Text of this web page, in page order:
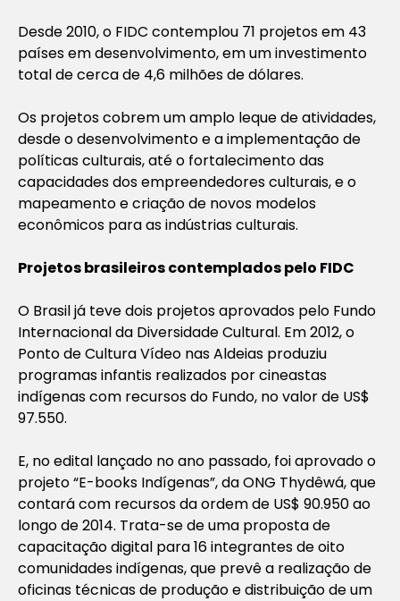
Desde 2010, o FIDC contemplou 71 projetos em 43
países em desenvolvimento, em um investimento
total de cerca de 4,6 milhões de dólares.
Os projetos cobrem um amplo leque de atividades,
desde o desenvolvimento e a implementação de
políticas culturais, até o fortalecimento das
capacidades dos empreendedores culturais, e o
mapeamento e criação de novos modelos
econômicos para as indústrias culturais.
Projetos brasileiros contemplados pelo FIDC
O Brasil já teve dois projetos aprovados pelo Fundo
Internacional da Diversidade Cultural. Em 2012, o
Ponto de Cultura Vídeo nas Aldeias produziu
programas infantis realizados por cineastas
indígenas com recursos do Fundo, no valor de US$
97.550.
E, no edital lançado no ano passado, foi aprovado o
projeto “E-books Indígenas”, da ONG Thydêwá, que
contará com recursos da ordem de US$ 90.950 ao
longo de 2014. Trata-se de uma proposta de
capacitação digital para 16 integrantes de oito
comunidades indígenas, que prevê a realização de
oficinas técnicas de produção e distribuição de um